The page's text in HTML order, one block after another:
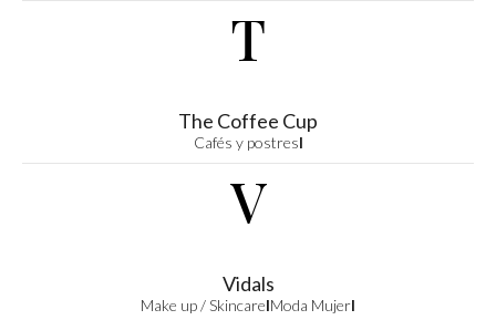
T
The Coffee Cup
Cafés y postresI
V
Vidals
Make up / SkincareIModa MujerI